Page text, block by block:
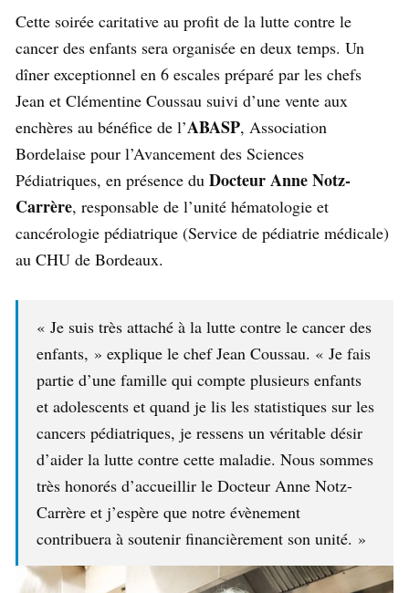
Cette soirée caritative au profit de la lutte contre le
cancer des enfants sera organisée en deux temps. Un
dîner exceptionnel en 6 escales préparé par les chefs
Jean et Clémentine Coussau suivi d’une vente aux
enchères au bénéfice de l’ABASP, Association
Bordelaise pour l’Avancement des Sciences
Pédiatriques, en présence du Docteur Anne Notz-
Carrère, responsable de l’unité hématologie et
cancérologie pédiatrique (Service de pédiatrie médicale)
au CHU de Bordeaux.
« Je suis très attaché à la lutte contre le cancer des
enfants, » explique le chef Jean Coussau. « Je fais
partie d’une famille qui compte plusieurs enfants
et adolescents et quand je lis les statistiques sur les
cancers pédiatriques, je ressens un véritable désir
d’aider la lutte contre cette maladie. Nous sommes
très honorés d’accueillir le Docteur Anne Notz-
Carrère et j’espère que notre évènement
contribuera à soutenir financièrement son unité. »